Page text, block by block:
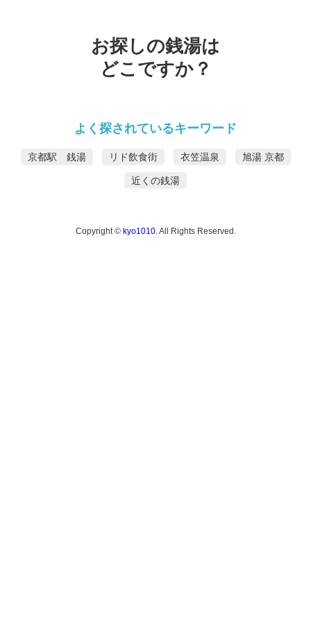
お探しの銭湯は
どこですか？
よく探されているキーワード
京都駅 銭湯 リド飲食街 衣笠温泉 旭湯 京都
近くの銭湯
Copyright © kyo1010. All Rights Reserved.